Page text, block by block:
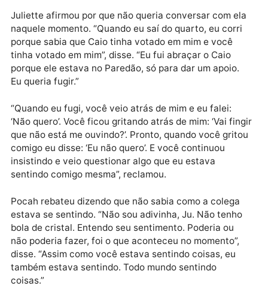
segunda-feira (19).
Publicidade
Juliette afirmou por que não queria conversar com
porque sabia que Caio tinha votado em mim e você
tinha votado em mim”, disse. “Eu fui abraçar o Caio
porque ele estava no Paredão, só para dar um apoio.
Eu queria fugir.”
“Quando eu fugi, você veio atrás de mim e eu falei:
‘Não quero’. Você ficou gritando atrás de mim: ‘Vai
que não está me ouvindo?’. Pronto, quando você
comigo eu disse: ‘Eu não quero’. E você continuou
insistindo e veio questionar algo que eu estava
sentindo comigo mesma”, reclamou.
Pocah rebateu dizendo que não sabia como a colega